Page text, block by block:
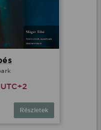
Részletek